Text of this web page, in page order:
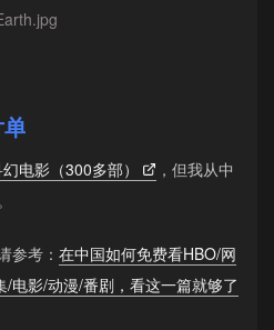
电影（300多部）
，但我从中
参考： 在中国如何免费看HBO/网
电影/动漫/番剧，看这一篇就够了